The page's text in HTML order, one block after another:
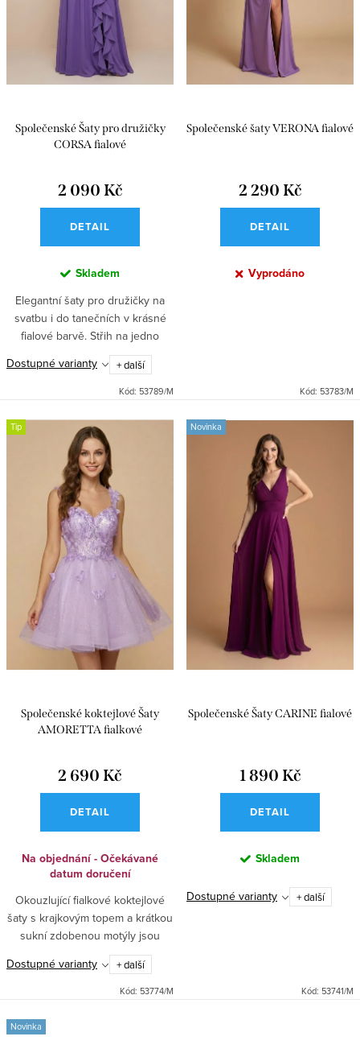
ů
Společenské Šaty pro družičky
CORSA fialové
2 090 Kč
DETAIL
Skladem
Elegantní šaty pro družičky na
svatbu i do tanečních v krásné
fialové barvě. Střih na jedno
rameno, dlouhá sukně se
spodničkou a stylový rozparek.
Pohodlné zapínání na boční...
Dostupné varianty + další
Kód: 53789/M
Společenské šaty VERONA fialové
2 290 Kč
DETAIL
Vyprodáno
Kód: 53783/M
Tip
Společenské koktejlové Šaty
AMORETTA fialkové
2 690 Kč
DETAIL
Na objednání - Očekávané
datum doručení
Okouzlující fialkové koktejlové
šaty s krajkovým topem a krátkou
sukní zdobenou motýly jsou
ideální volbou pro družičky na
svatbu, do tanečních, na ples i
jiné společenské...
Dostupné varianty + další
Kód: 53774/M
Novinka
Společenské Šaty CARINE fialové
1 890 Kč
DETAIL
Skladem
Dostupné varianty + další
Kód: 53741/M
Novinka